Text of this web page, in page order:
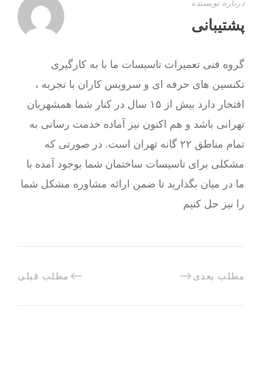
درباره نویسنده
پشتیبانی
گروه فنی تعمیرات تاسیسات ما با به‌ کارگیری
تکنسین های حرفه ای و سرویس کاران با تجربه ،
افتخار دارد بیش از ۱۵ سال در کنار شما همشهریان
تهرانی باشد و هم اکنون نیز آماده خدمت رسانی به
تمام مناطق ۲۲ گانه تهران است. در صورتی که
مشکلی برای تاسیسات ساختمان شما بوجود آمده با
ما در میان بگذارید تا ضمن ارائه مشاوره مشکل شما
را نیز حل کنیم
مطلب قبلی مطلب بعدی